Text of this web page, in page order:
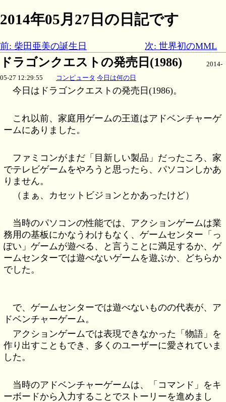
2014年05月27日の日記です
前: 柴田亜美の誕生日 次: 世界初のMML
ドラゴンクエストの発売日(1986)
2014-
05-27 12:29:55
コンピュータ 今日は何の日
今日はドラゴンクエストの発売日(1986)。
これ以前、家庭用ゲームの王道はアドベンチャーゲ
ームにありました。
ファミコンがまだ「目新しい製品」だったころ、家
でテレビゲームをやろうと思ったら、パソコンしかあ
りません。
（まぁ、カセットビジョンとかあったけど）
当時のパソコンの性能では、アクションゲームは業
務用の基板にかなうわけもなく、ゲームセンター「っ
ぽい」ゲームが遊べる、と言うことに満足するか、ゲ
ームセンターでは遊べないゲームを遊ぶか、どちらか
でした。
で、ゲームセンターでは遊べないものの代表が、ア
ドベンチャーゲーム。
アクションゲームでは表現できなかった「物語」を
作り出すこともでき、多くのユーザーに愛されていま
した。
当時のアドベンチャーゲームは、「コマンド」をキ
ーボードから入力することでストーリーを進めまし